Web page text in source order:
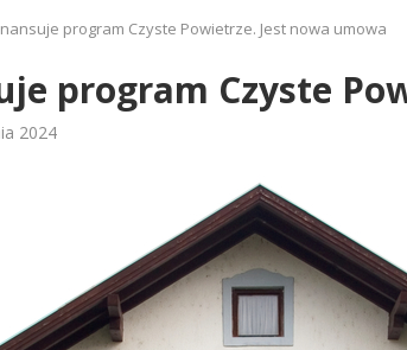
program Czyste Powietrze. Jest nowa umowa
program Czyste
2024